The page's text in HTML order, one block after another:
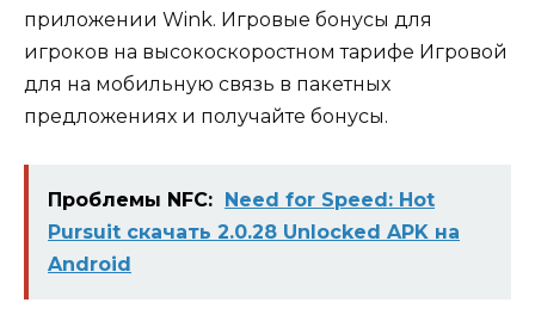
приложении Wink. Игровые бонусы для
игроков на высокоскоростном тарифе Игровой
для на мобильную связь в пакетных
предложениях и получайте бонусы.
Проблемы NFC: Need for Speed: Hot
Pursuit скачать 2.0.28 Unlocked APK на
Android